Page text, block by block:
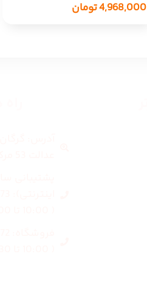
4,968,000تومان